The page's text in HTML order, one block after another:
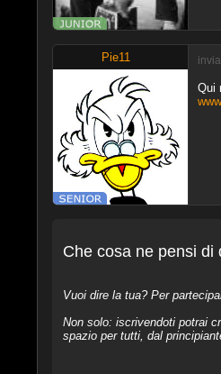
Pie11
Qui
Che cosa ne pensi di
Vuoi dire la tua? Per
Non solo: iscrivendoti potrai
spazio per tutti, dal